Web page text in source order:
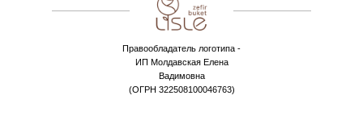
Правообладатель логотипа -
ИП Молдавская Елена
Вадимовна
(ОГРН 322508100046763)